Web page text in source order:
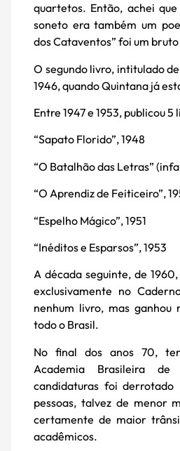
quartetos. Então, achei
soneto era também um
dos Cataventos” foi um bruto
O segundo livro, intitulado
1946, quando Quintana já
Entre 1947 e 1953, publicou 5
“Sapato Florido”, 1948
“O Batalhão das Letras”
“O Aprendiz de Feiticeiro”,
“Espelho Mágico”, 1951
“Inéditos e Esparsos”, 1953
A década seguinte, de
exclusivamente no
nenhum livro, mas ganhou
todo o Brasil.
No final dos anos 70,
Academia Brasileira
candidaturas foi derrotado
pessoas, talvez de menor
certamente de maior
acadêmicos.